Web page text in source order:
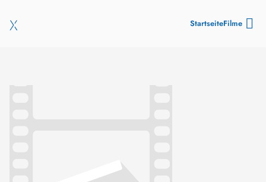
StartseiteFilme